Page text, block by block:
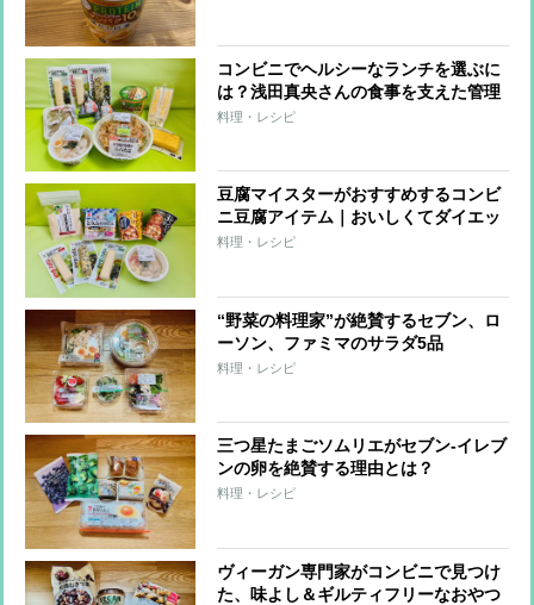
コンビニでヘルシーなランチを選ぶに
は？浅田真央さんの食事を支えた管理
栄養士がすすめる「たんぱく質強化」
料理・レシピ
豆腐マイスターがおすすめするコンビ
ニ豆腐アイテム｜おいしくてダイエッ
トに役立つ8品
料理・レシピ
“野菜の料理家”が絶賛するセブン、ロ
ーソン、ファミマのサラダ5品
料理・レシピ
三つ星たまごソムリエがセブン-イレブ
ンの卵を絶賛する理由とは？
料理・レシピ
ヴィーガン専門家がコンビニで見つけ
た、味よし＆ギルティフリーなおやつ